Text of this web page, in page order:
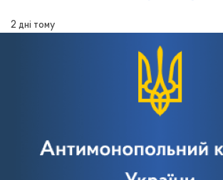
2 дні тому